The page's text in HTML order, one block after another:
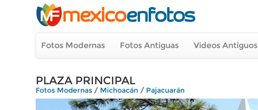
Fotos Modernas Fotos Antiguas Videos Antiguos
PLAZA PRINCIPAL
Fotos Modernas / Michoacán / Pajacuarán